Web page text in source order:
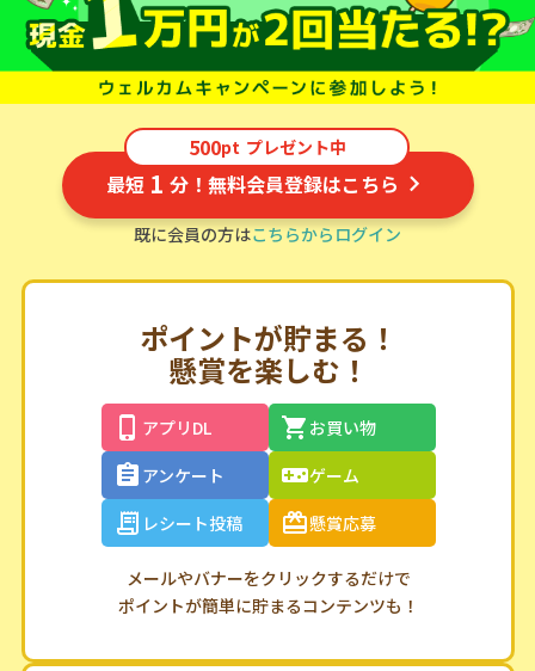
500pt プレゼント中
最短 1 分！無料会員登録はこちら
既に会員の方はこちらからログイン
ポイントが貯まる！
懸賞を楽しむ！
アプリDL
お買い物
アンケート
ゲーム
レシート投稿
懸賞応募
メールやバナーをクリックするだけで
ポイントが簡単に貯まるコンテンツも！